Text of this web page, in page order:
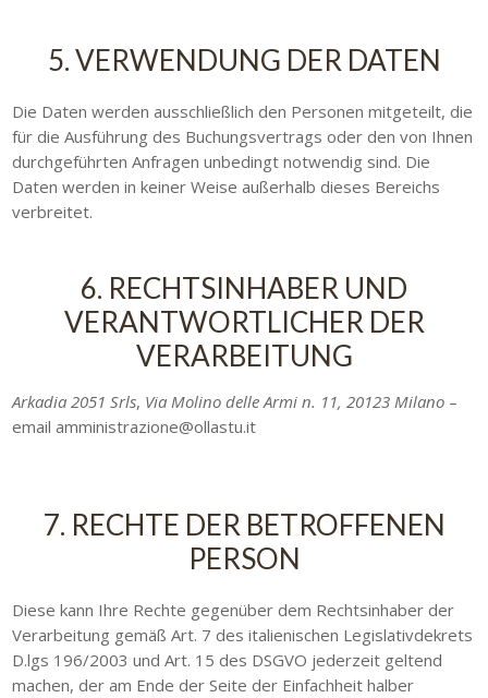
5. VERWENDUNG DER DATEN
Die Daten werden ausschließlich den Personen mitgeteilt, die
für die Ausführung des Buchungsvertrags oder den von Ihnen
durchgeführten Anfragen unbedingt notwendig sind. Die
Daten werden in keiner Weise außerhalb dieses Bereichs
verbreitet.
6. RECHTSINHABER UND
VERANTWORTLICHER DER
VERARBEITUNG
Arkadia 2051 Srls, Via Molino delle Armi n. 11, 20123 Milano –
email amministrazione@ollastu.it
7. RECHTE DER BETROFFENEN
PERSON
Diese kann Ihre Rechte gegenüber dem Rechtsinhaber der
Verarbeitung gemäß Art. 7 des italienischen Legislativdekrets
D.lgs 196/2003 und Art. 15 des DSGVO jederzeit geltend
machen, der am Ende der Seite der Einfachheit halber